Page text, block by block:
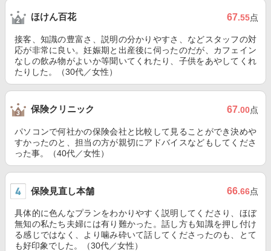
ほけん百花 67.55点
接客、知識の豊富さ、説明の分かりやすさ、などスタッフの対
応が非常に良い。妊娠期と出産後に伺ったのだが、カフェイン
なしの飲み物がよいか等聞いてくれたり、子供をあやしてくれ
たりした。（30代／女性）
保険クリニック 67.00点
パソコンで何社かの保険会社と比較して見ることができ決めや
すかったのと、担当の方が親切にアドバイスなどもしてくださ
った事。（40代／女性）
保険見直し本舗 66.66点
具体的に色んなプランをわかりやすく説明してくださり、ほぼ
無知の私たち夫婦には有り難かった。話し方も知識を押し付け
る感じではなく、より噛み砕いて話してくださったのも、とて
も好印象でした。（30代／女性）